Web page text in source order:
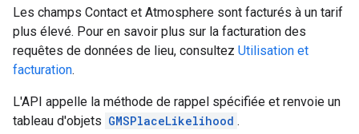
Les champs Contact et Atmosphere sont facturés à un tarif
plus élevé. Pour en savoir plus sur la facturation des
requêtes de données de lieu, consultez Utilisation et
facturation.
L'API appelle la méthode de rappel spécifiée et renvoie un
tableau d'objets GMSPlaceLikelihood .